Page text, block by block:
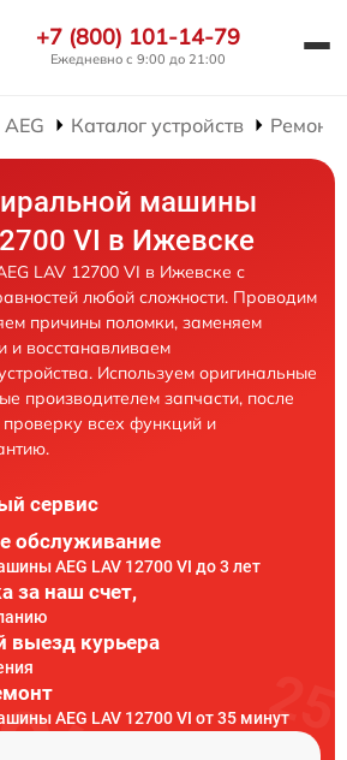
+7 (800) 101-14-79
Ежедневно с 9:00 до 21:00
Каталог устройств Ремонт
машины
VI в Ижевске
LAV 12700 VI в Ижевске с
любой сложности. Проводим
причины поломки, заменяем
и восстанавливаем
Используем оригинальные
производителем запчасти, после
всех функций и
сервис
обслуживание
AEG LAV 12700 VI до 3 лет
за наш счет,
выезд курьера
AEG LAV 12700 VI от 35 минут